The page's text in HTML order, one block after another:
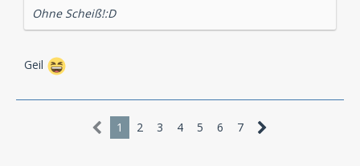
Ohne Scheiß!:D
Geil
1 2 3 4 5 6 7